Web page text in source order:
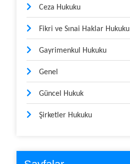
Ceza Hukuku
Fikri ve Sınai Haklar Hukuku
Gayrimenkul Hukuku
Genel
Güncel Hukuk
Şirketler Hukuku